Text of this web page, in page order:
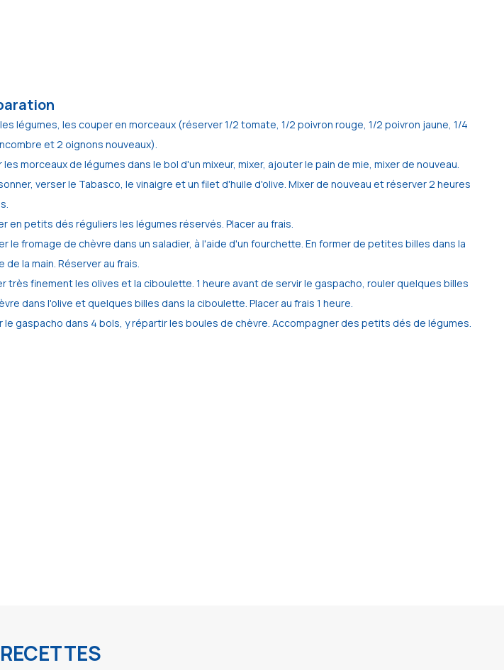
légumes, les couper en morceaux (réserver 1/2 tomate, 1/2 poivron rouge, 1/2 poivron jaune, 1/4
et 2 oignons nouveaux).
les morceaux de légumes dans le bol d'un mixeur, mixer, ajouter le pain de mie, mixer de nouveau.
verser le Tabasco, le vinaigre et un filet d'huile d'olive. Mixer de nouveau et réserver 2 heures
en petits dés réguliers les légumes réservés. Placer au frais.
le fromage de chèvre dans un saladier, à l'aide d'un fourchette. En former de petites billes dans la
de la main. Réserver au frais.
très finement les olives et la ciboulette. 1 heure avant de servir le gaspacho, rouler quelques billes
dans l'olive et quelques billes dans la ciboulette. Placer au frais 1 heure.
le gaspacho dans 4 bols, y répartir les boules de chèvre. Accompagner des petits dés de légumes.